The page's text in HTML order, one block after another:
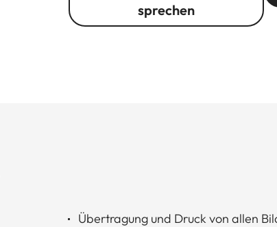
sprechen
Übertragung und Druck von allen